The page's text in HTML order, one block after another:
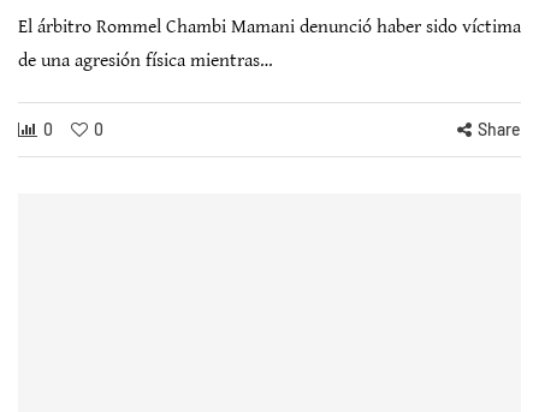
El árbitro Rommel Chambi Mamani denunció haber sido víctima
de una agresión física mientras…
0 0 Share